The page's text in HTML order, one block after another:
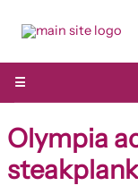
naar
inhoud
☰
Olympia